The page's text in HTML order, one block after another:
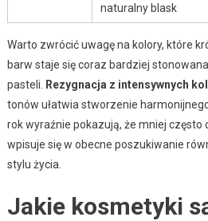
naturalny blask
Warto zwrócić uwagę na kolory, które
barw staje się coraz bardziej
pasteli.
Rezygnacja z intensywnych
tonów ułatwia stworzenie
rok wyraźnie pokazują, że mniej często
wpisuje się w obecne poszukiwanie
stylu życia.
Jakie kosmetyki